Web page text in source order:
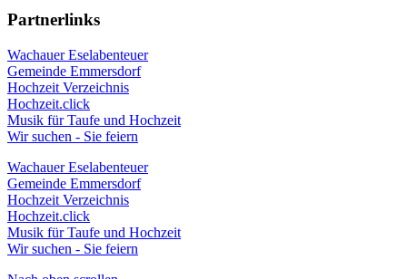
Partnerlinks
Wachauer Eselabenteuer
Gemeinde Emmersdorf
Hochzeit Verzeichnis
Hochzeit.click
Musik für Taufe und Hochzeit
Wir suchen - Sie feiern
Wachauer Eselabenteuer
Gemeinde Emmersdorf
Hochzeit Verzeichnis
Hochzeit.click
Musik für Taufe und Hochzeit
Wir suchen - Sie feiern